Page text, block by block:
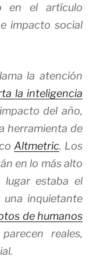
en el artículo
impacto social
la atención
la inteligencia
del año,
herramienta de
Altmetric. Los
en lo más alto
estaba el
inquietante
de humanos
reales,